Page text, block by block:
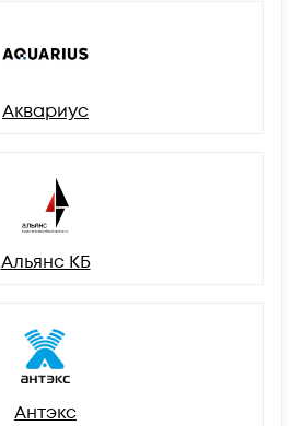
Аквариус
Альянс КБ
Антэкс